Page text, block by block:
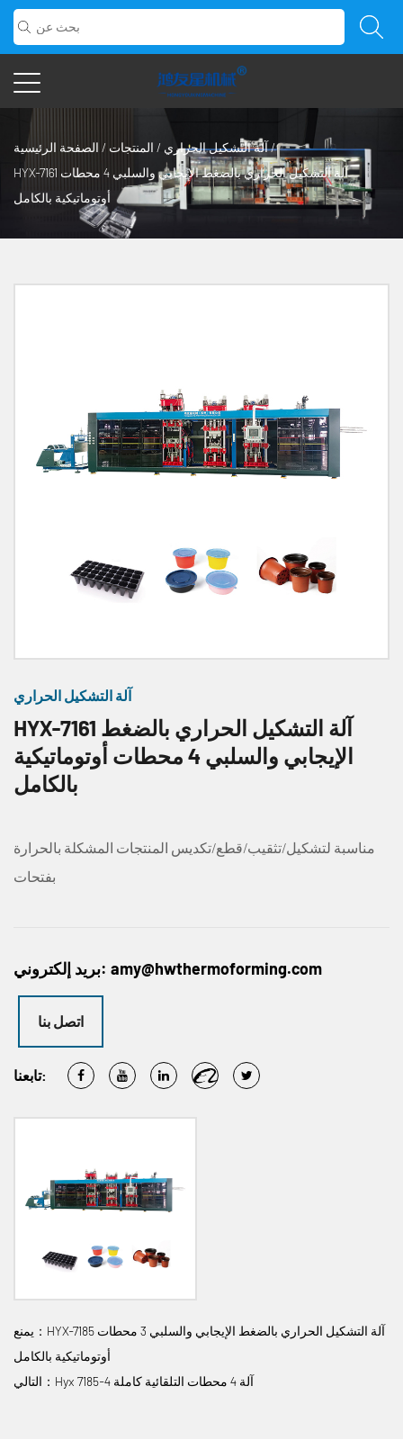
الصفحة الرئيسية / المنتجات / آلة التشكيل الحراري/
HYX-7161 آلة التشكيل الحراري بالضغط الإيجابي والسلبي 4 محطات
أوتوماتيكية بالكامل
آلة التشكيل الحراري
HYX-7161 آلة التشكيل الحراري بالضغط
الإيجابي والسلبي 4 محطات أوتوماتيكية
بالكامل
مناسبة لتشكيل/تثقيب/قطع/تكديس المنتجات المشكلة بالحرارة
بفتحات
بريد إلكتروني: amy@hwthermoforming.com
اتصل بنا
تابعنا:
يمنع：HYX-7185 آلة التشكيل الحراري بالضغط الإيجابي والسلبي 3 محطات
أوتوماتيكية بالكامل
التالي：Hyx 7185-4 آلة 4 محطات التلقائية كاملة